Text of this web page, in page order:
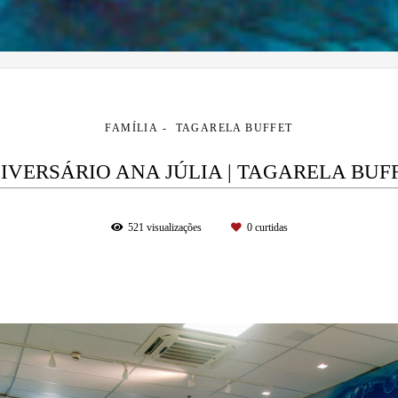
FAMÍLIA TAGARELA BUFFET
ANA JÚLIA | TAGARELA
521visualizações 0curtidas